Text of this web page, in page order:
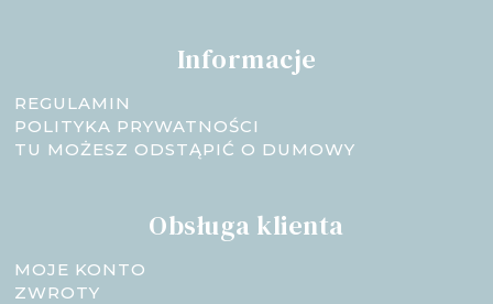
Informacje
REGULAMIN
POLITYKA PRYWATNOŚCI
TU MOŻESZ ODSTĄPIĆ O DUMOWY
Obsługa klienta
MOJE KONTO
ZWROTY